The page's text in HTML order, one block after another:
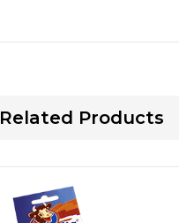
Related Products